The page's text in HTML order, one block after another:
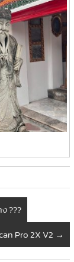
???
Pro 2X V2 →